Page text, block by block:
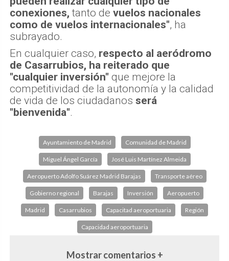
conexiones, tanto de vuelos nacionales
como de vuelos internacionales", ha
subrayado.
En cualquier caso, respecto al aeródromo
de Casarrubios, ha reiterado que
"cualquier inversión" que mejore la
competitividad de la autonomía y la calidad
de vida de los ciudadanos será
"bienvenida".
Ayuntamiento de Madrid Comunidad de Madrid
Miguel Ángel García José Luis Martínez Almeida
Aeropuerto Adolfo Suárez Madrid Barajas Transporte aéreo
Gobierno regional Barajas Inversión Aeropuerto
Madrid Casarrubios Capacitad aeroportuaria Región
Capacidad aeroportuaria
Mostrar comentarios +